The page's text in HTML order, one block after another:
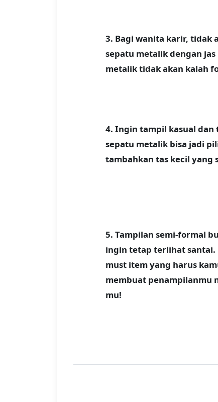
3. Bagi wanita karir, tidak
sepatu metalik dengan
metalik tidak akan kalah
4. Ingin tampil kasual dan
sepatu metalik bisa jadi
tambahkan tas kecil yang
5. Tampilan semi-formal
ingin tetap terlihat santai.
must item yang harus
membuat penampilanmu
mu!